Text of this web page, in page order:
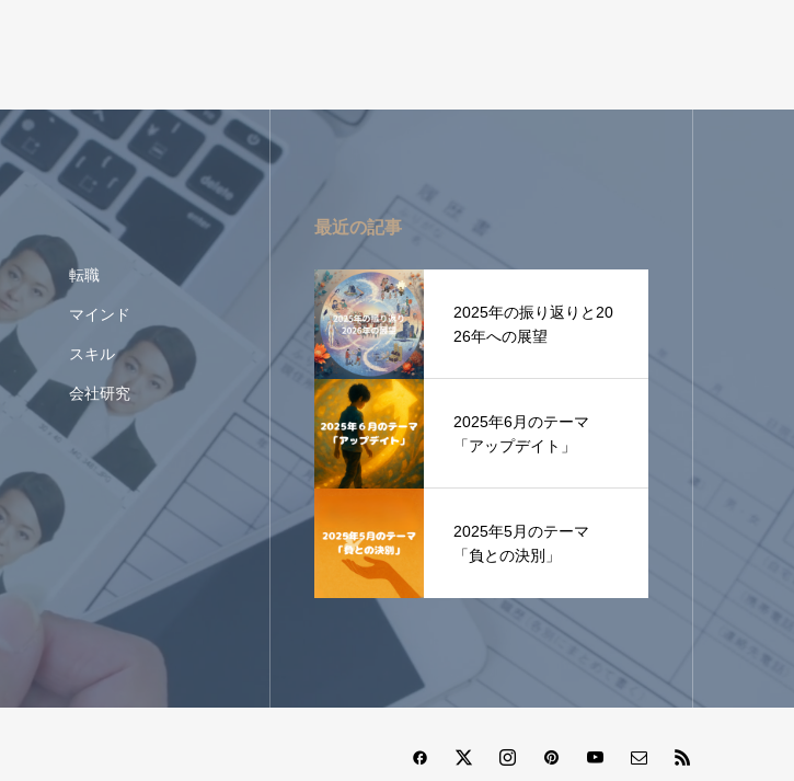
転職
マインド
スキル
会社研究
最近の記事
2025年の振り返りと20
26年への展望
2025年6月のテーマ
「アップデイト」
2025年5月のテーマ
「負との決別」